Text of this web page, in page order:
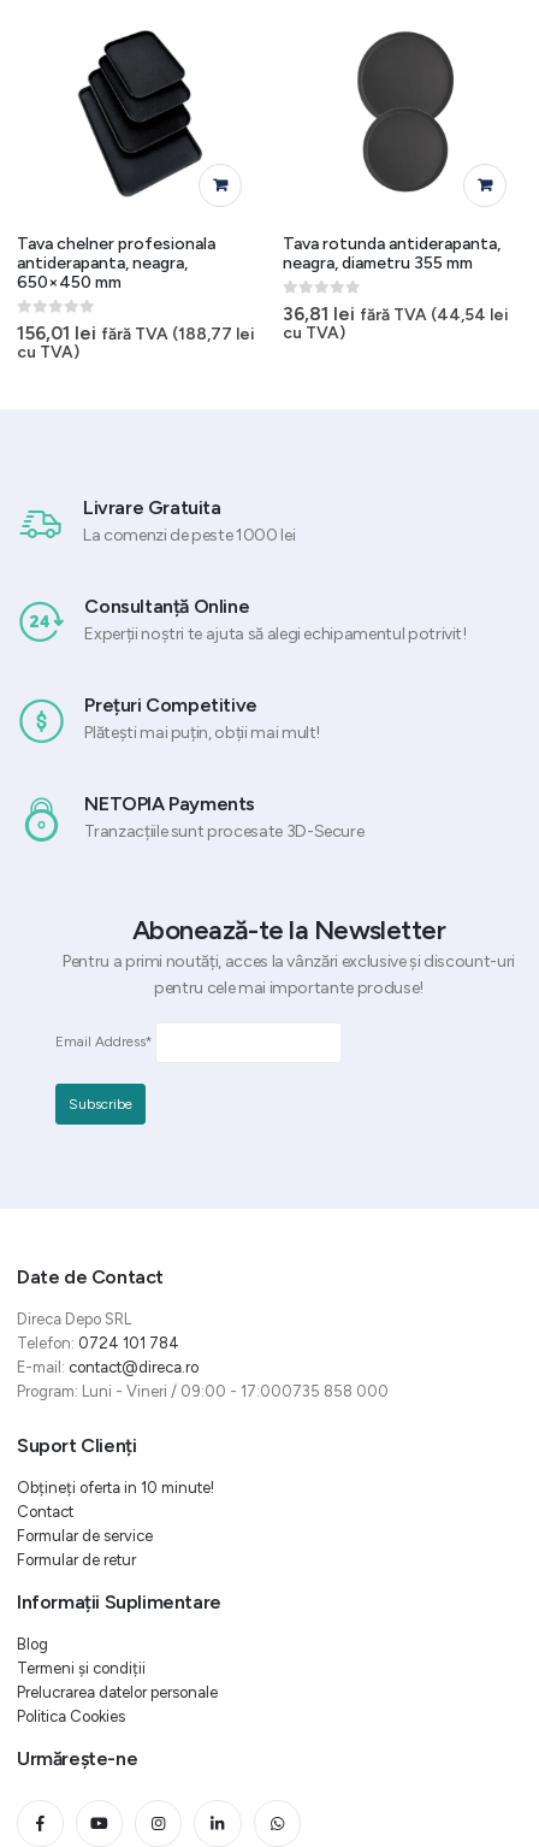
Tava chelner profesionala
antiderapanta, neagra,
650×450 mm
0 out of 5
156,01 lei fără TVA (188,77 lei
cu TVA)
Tava rotunda antiderapanta,
neagra, diametru 355 mm
0out of 5
36,81 lei fără TVA (44,54 lei
cu TVA)
Livrare Gratuita
La comenzi de peste 1000 lei
Consultanță Online
Experții noștri te ajuta să alegi echipamentul potrivit!
Prețuri Competitive
Plătești mai puțin, obții mai mult!
NETOPIA Payments
Tranzacțiile sunt procesate 3D-Secure
Abonează-te la Newsletter
Pentru a primi noutăți, acces la vânzări exclusive și discount-uri
pentru cele mai importante produse!
Email Address*
Date de Contact
Direca Depo SRL
Telefon: 0724 101 784
E-mail: contact@direca.ro
Program: Luni - Vineri / 09:00 - 17:000735 858 000
Suport Clienți
Obțineți oferta in 10 minute!
Contact
Formular de service
Formular de retur
Informații Suplimentare
Blog
Termeni și condiții
Prelucrarea datelor personale
Politica Cookies
Urmărește-ne